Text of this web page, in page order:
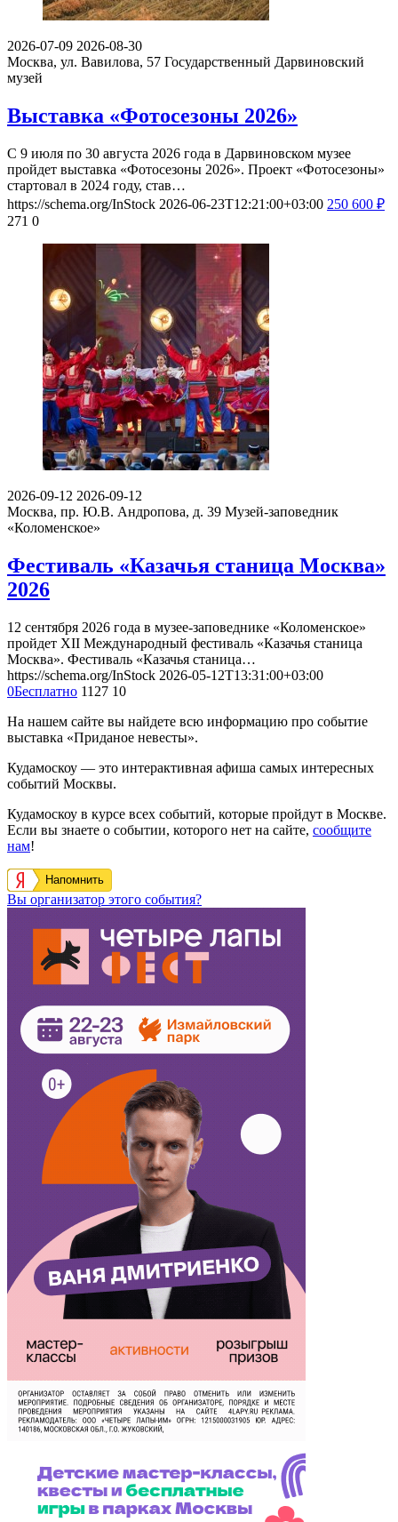
2026-07-09 2026-08-30
Москва, ул. Вавилова, 57 Государственный Дарвиновский
музей
Выставка «Фотосезоны 2026»
С 9 июля по 30 августа 2026 года в Дарвиновском музее
пройдет выставка «Фотосезоны 2026». Проект «Фотосезоны»
стартовал в 2024 году, став…
https://schema.org/InStock 2026-06-23T12:21:00+03:00 250 600 ₽
271 0
2026-09-12 2026-09-12
Москва, пр. Ю.В. Андропова, д. 39 Музей-заповедник
«Коломенское»
Фестиваль «Казачья станица Москва»
2026
12 сентября 2026 года в музее-заповеднике «Коломенское»
пройдет XII Международный фестиваль «Казачья станица
Москва». Фестиваль «Казачья станица…
https://schema.org/InStock 2026-05-12T13:31:00+03:00
0Бесплатно 1127 10
На нашем сайте вы найдете всю информацию про событие
выставка «Приданое невесты».
Кудамоскоу — это интерактивная афиша самых интересных
событий Москвы.
Кудамоскоу в курсе всех событий, которые пройдут в Москве.
Если вы знаете о событии, которого нет на сайте, сообщите
нам!
Напомнить
Вы организатор этого события?